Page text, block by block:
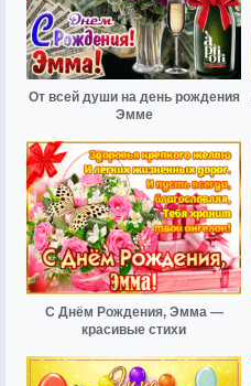
От всей души на день рождения
Эмме
С Днём Рождения, Эмма —
красивые стихи